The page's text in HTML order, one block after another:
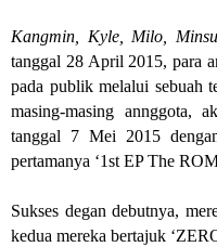
Kangmin, Kyle, Milo,
tanggal 28 April 2015, para
pada publik melalui sebuah
masing-masing annggota,
tanggal 7 Mei 2015
pertamanya ‘1st EP The
Sukses degan debutnya,
kedua mereka bertajuk